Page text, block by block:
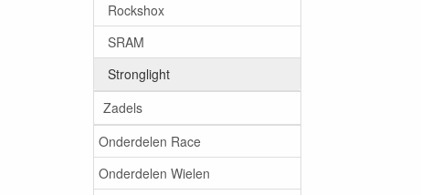
Rockshox
SRAM
Stronglight
Zadels
Onderdelen Race
Onderdelen Wielen